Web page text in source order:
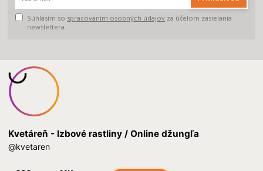
Súhlasím so spracovaním osobných údajov za účelom zasielania
newslettera.